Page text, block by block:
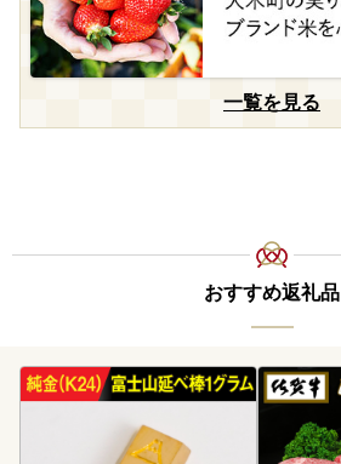
一覧を見る
おすすめ返礼品